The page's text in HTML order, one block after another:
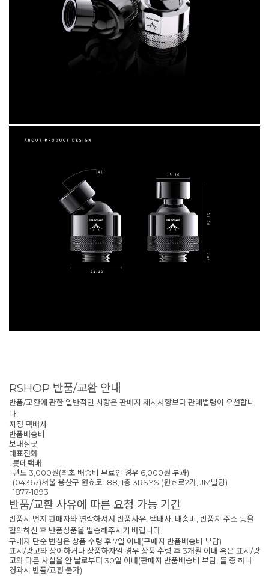
RSHOP 반품/교환 안내
반품/교환에 관한 일반적인 사항은 판매자 제시사항보다 관례법령이 우선합니
다.
지정 택배사
반품배송비
보내실곳
대표전화
: 롯데택배
: 편도 3,000원(최초 배송비 무료인 경우 6,000원 부과)
: (04367)서울 용산구 원효로 188, 1층 3RSYS (원효로2가, JM빌딩)
: 1877-1893
반품/교환 사유에 따른 요청 가능 기간
반품시 먼저 판매자와 연락하셔서 반품사유, 택배사, 배송비, 반품지 주소 등을
협의하신 후 반품상품을 발송해주시기 바랍니다.
구매자 단순 변심은 상품 수령 후 7일 이내(구매자 반품배송비 부담)
표시/광고와 상이하거나 상품하자일 경우 상품 수령 후 3개월 이내 혹은 표시/광
고와 다른 사실을 안 날로부터 30일 이내(판매자 반품배송비 부담, 둘 중 하나
경과시 반품/교환 불가)